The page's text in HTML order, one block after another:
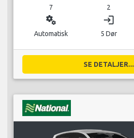
7 2
miscellaneous_services
Automatisk
login
5 Dør
SE DETALJER...